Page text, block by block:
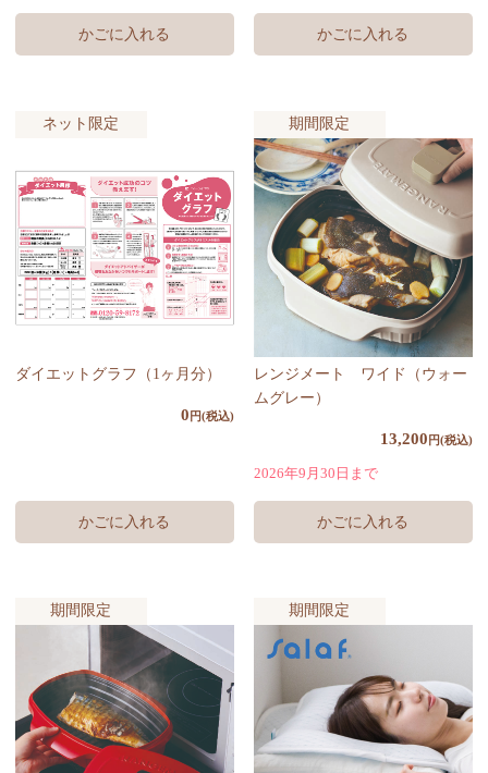
かごに入れる
ネット限定
ダイエットグラフ（1ヶ月分）
0 円(税込)
期間限定
レンジメート ワイド（ウォー
ムグレー）
13,200 円(税込)
2026年9月30日まで
期間限定 期間限定